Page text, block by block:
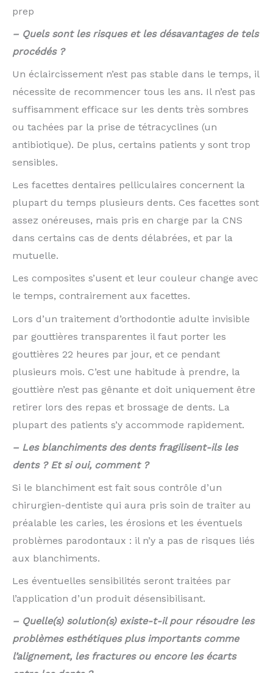
prep
– Quels sont les risques et les désavantages de tels
procédés ?
Un éclaircissement n’est pas stable dans le temps, il
nécessite de recommencer tous les ans. Il n’est pas
suffisamment efficace sur les dents très sombres
ou tachées par la prise de tétracyclines (un
antibiotique). De plus, certains patients y sont trop
sensibles.
Les facettes dentaires pelliculaires concernent la
plupart du temps plusieurs dents. Ces facettes sont
assez onéreuses, mais pris en charge par la CNS
dans certains cas de dents délabrées, et par la
mutuelle.
Les composites s’usent et leur couleur change avec
le temps, contrairement aux facettes.
Lors d’un traitement d’orthodontie adulte invisible
par gouttières transparentes il faut porter les
gouttières 22 heures par jour, et ce pendant
plusieurs mois. C’est une habitude à prendre, la
gouttière n’est pas gênante et doit uniquement être
retirer lors des repas et brossage de dents. La
plupart des patients s’y accommode rapidement.
– Les blanchiments des dents fragilisent-ils les
dents ? Et si oui, comment ?
Si le blanchiment est fait sous contrôle d’un
chirurgien-dentiste qui aura pris soin de traiter au
préalable les caries, les érosions et les éventuels
problèmes parodontaux : il n’y a pas de risques liés
aux blanchiments.
Les éventuelles sensibilités seront traitées par
l’application d’un produit désensibilisant.
– Quelle(s) solution(s) existe-t-il pour résoudre les
problèmes esthétiques plus importants comme
l’alignement, les fractures ou encore les écarts